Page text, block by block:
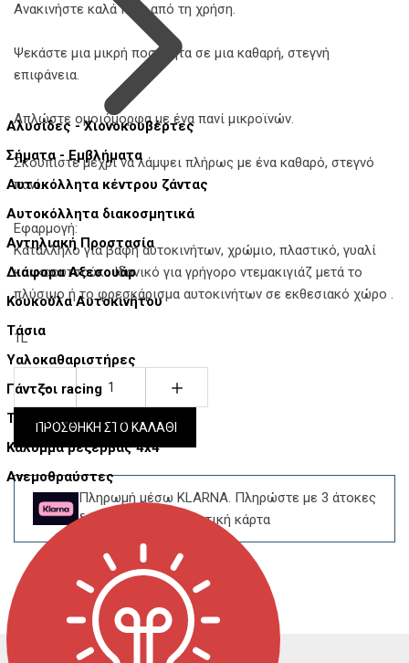
Αλυσίδες - Χιονοκουβέρτες
Σήματα - Εμβλήματα
Αυτοκόλλητα κέντρου ζάντας
Αυτοκόλλητα διακοσμητικά
Αντηλιακή Προστασία
Διάφορα Αξεσουάρ
Κουκούλα Αυτοκινήτου
Τάσια
Υαλοκαθαριστήρες
Γάντζοι racing
Τάπες κέντρου ζάντας
Κάλυμμα ρεζέρβας 4x4
Ανεμοθραύστες
Ανακινήστε καλά πριν από τη χρήση.
Ψεκάστε μια μικρή ποσότητα σε μια καθαρή, στεγνή
επιφάνεια.
Απλώστε ομοιόμορφα με ένα πανί μικροϊνών.
Σκουπίστε μέχρι να λάμψει πλήρως με ένα καθαρό, στεγνό
πανί.
Εφαρμογή:
Κατάλληλο για βαφή αυτοκινήτων, χρώμιο, πλαστικό, γυαλί
και καουτσούκ . Ιδανικό για γρήγορο ντεμακιγιάζ μετά το
πλύσιμο ή το φρεσκάρισμα αυτοκινήτων σε εκθεσιακό χώρο .
1L
ΠΡΟΣΘΗΚΗ ΣΤΟ ΚΑΛΑΘΙ
Πληρωμή μέσω KLARNA. Πληρώστε με 3 άτοκες
δόσεις χωρίς πιστωτική κάρτα